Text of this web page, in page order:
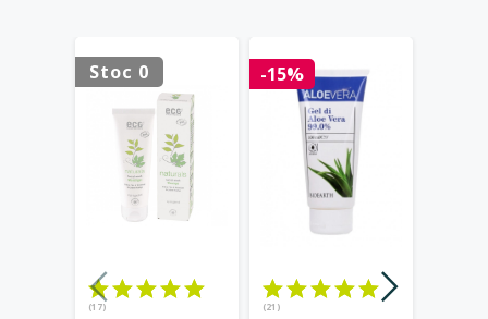
Stoc 0
(17)
-15%
(21)